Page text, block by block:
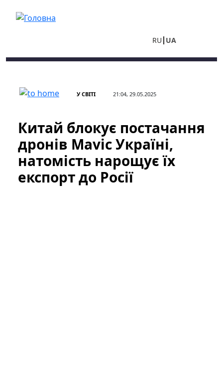
RU UA
У СВІТІ 21:04, 29.05.2025
Китай блокує постачання
дронів Mavic Україні,
натомість нарощує їх
експорт до Росії